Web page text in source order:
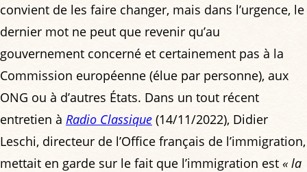
convient de les faire changer, mais dans l’urgence, le
dernier mot ne peut que revenir qu’au
gouvernement concerné et certainement pas à la
Commission européenne (élue par personne), aux
ONG ou à d’autres États. Dans un tout récent
entretien à Radio Classique (14/11/2022), Didier
Leschi, directeur de l’Office français de l’immigration,
mettait en garde sur le fait que l’immigration est « la